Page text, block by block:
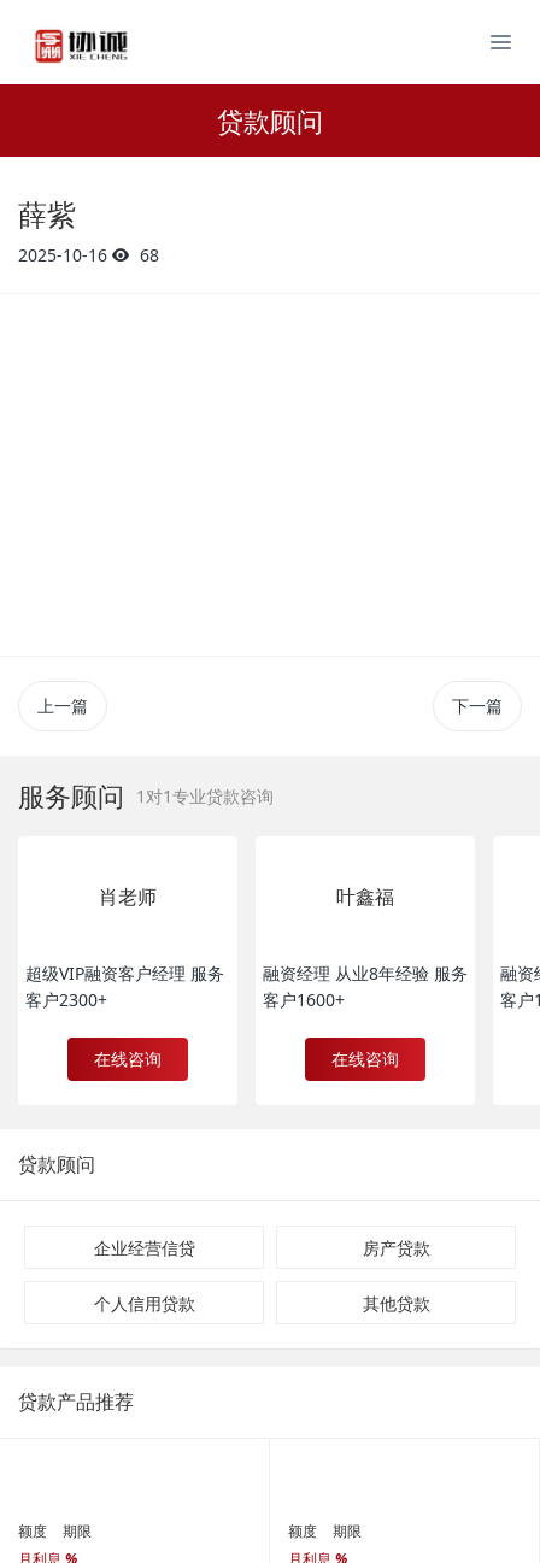
贷款顾问
薛紫
2025-10-16 68
上一篇 下一篇
服务顾问 1对1专业贷款咨询
肖老师
超级VIP融资客户经理 服务
客户2300+
在线咨询
叶鑫福
融资经理 从业8年经验 服务
客户1600+
在线咨询
融资
客户
贷款顾问
企业经营信贷 房产贷款
个人信用贷款 其他贷款
贷款产品推荐
额度
期限
月利息 %
额度
期限
月利息 %